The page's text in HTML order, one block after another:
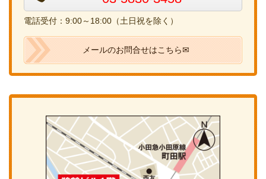
電話受付：9:00～18:00（土日祝を除く）
メールのお問合せはこちら✉